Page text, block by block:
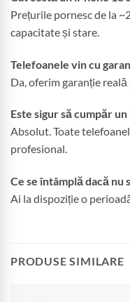
Prețurile pornesc de la
capacitate și stare.
Telefoanele vin cu
Da, oferim garanție
Este sigur să cumpăr
Absolut. Toate
profesional.
Ce se întâmplă dacă nu
Ai la dispoziție o
PRODUSE SIMILARE